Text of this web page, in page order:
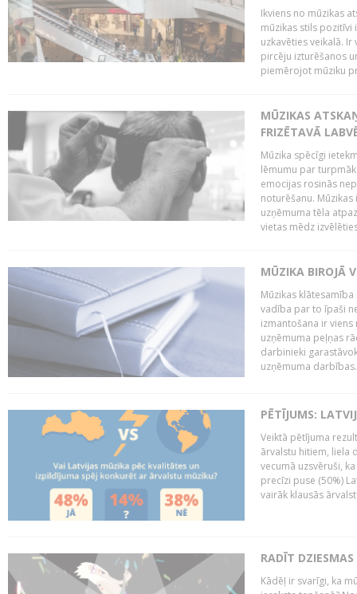
Ikviens no mūzikas
mūzikas stils pozitīvi
uzkavēties veikalā.
pircēju izturēšanos
piemērojot mūziku
MŪZIKAS
FRIZĒTAVĀ
Mūzika spēcīgi
lēmumu par
emocijas rosinās
noturēšanu.
uzņēmuma tēla
vietas mēdz
MŪZIKA BIROJĀ
Mūzikas
vadība par to īpaši
izmantošana ir
uzņēmuma peļņas
darbinieki
uzņēmuma
PĒTĪJUMS:
Veiktā pētījuma
ārvalstu hitiem, liela
vecumā uzsvēruši,
precīzi puse (50%)
vairāk klausās
RADĪT
Kādēļ ir svarīgi, ka